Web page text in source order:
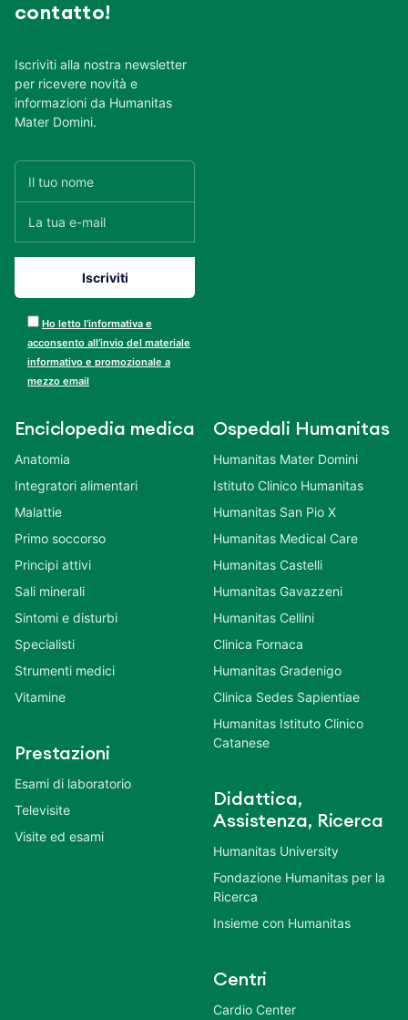
contatto!
Iscriviti alla nostra newsletter
per ricevere novità e
informazioni da Humanitas
Mater Domini.
Ho letto l’informativa e
acconsento all’invio del materiale
informativo e promozionale a
mezzo email
Enciclopedia medica
Anatomia
Integratori alimentari
Malattie
Primo soccorso
Principi attivi
Sali minerali
Sintomi e disturbi
Specialisti
Strumenti medici
Vitamine
Prestazioni
Esami di laboratorio
Televisite
Visite ed esami
Ospedali Humanitas
Humanitas Mater Domini
Istituto Clinico Humanitas
Humanitas San Pio X
Humanitas Medical Care
Humanitas Castelli
Humanitas Gavazzeni
Humanitas Cellini
Clinica Fornaca
Humanitas Gradenigo
Clinica Sedes Sapientiae
Humanitas Istituto Clinico
Catanese
Didattica,
Assistenza, Ricerca
Humanitas University
Fondazione Humanitas per la
Ricerca
Insieme con Humanitas
Centri
Cardio Center